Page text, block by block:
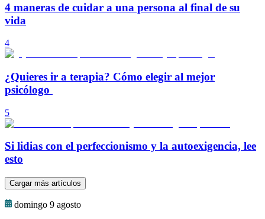
4 maneras de cuidar a una persona al final de su
vida
4
¿Quieres ir a terapia? Cómo elegir al mejor
psicólogo
5
Si lidias con el perfeccionismo y la autoexigencia, lee
esto
Cargar más artículos
domingo 9 agosto